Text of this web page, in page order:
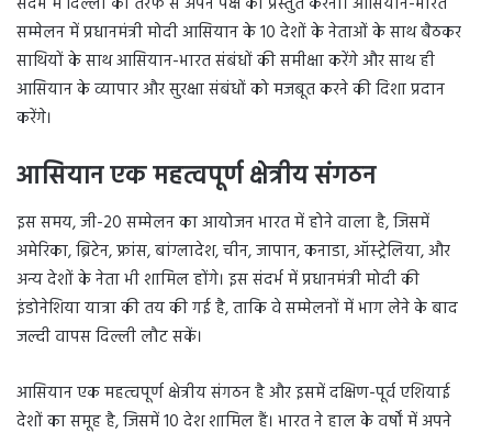
सम्मेलन में प्रधानमंत्री मोदी आसियान के 10 देशों के नेताओं के साथ बैठकर
साथियों के साथ आसियान-भारत संबंधों की समीक्षा करेंगे और साथ ही
आसियान के व्यापार और सुरक्षा संबंधों को मजबूत करने की दिशा प्रदान
करेंगे।
आसियान एक महत्वपूर्ण क्षेत्रीय संगठन
इस समय, जी-20 सम्मेलन का आयोजन भारत में होने वाला है, जिसमें
अमेरिका, ब्रिटेन, फ्रांस, बांग्लादेश, चीन, जापान, कनाडा, ऑस्ट्रेलिया, और
अन्य देशों के नेता भी शामिल होंगे। इस संदर्भ में प्रधानमंत्री मोदी की
इंडोनेशिया यात्रा की तय की गई है, ताकि वे सम्मेलनों में भाग लेने के बाद
जल्दी वापस दिल्ली लौट सकें।
आसियान एक महत्वपूर्ण क्षेत्रीय संगठन है और इसमें दक्षिण-पूर्व एशियाई
देशों का समूह है, जिसमें 10 देश शामिल हैं। भारत ने हाल के वर्षों में अपने